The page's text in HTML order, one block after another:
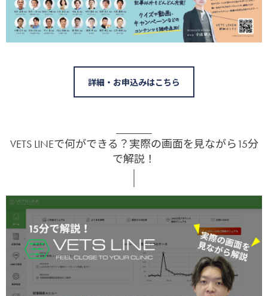
詳細・お申込みはこちら
VETS LINEで何ができる？実際の画面を見ながら15分
で解説！